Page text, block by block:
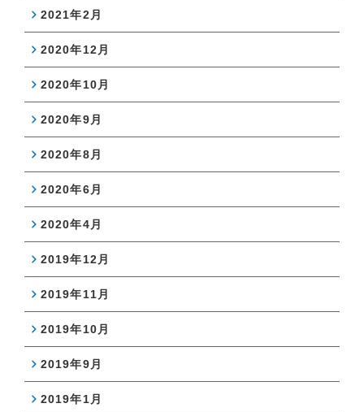
2021年2月
2020年12月
2020年10月
2020年9月
2020年8月
2020年6月
2020年4月
2019年12月
2019年11月
2019年10月
2019年9月
2019年1月